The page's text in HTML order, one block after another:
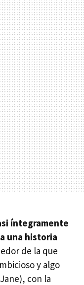
íntegramente
una historia
de la que
y algo
con la